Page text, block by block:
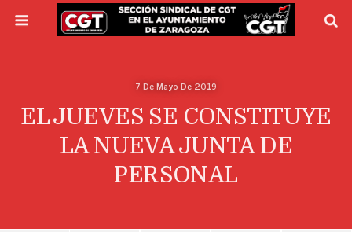
7 De Mayo De 2019
EL JUEVES SE CONSTITUYE
LA NUEVA JUNTA DE
PERSONAL